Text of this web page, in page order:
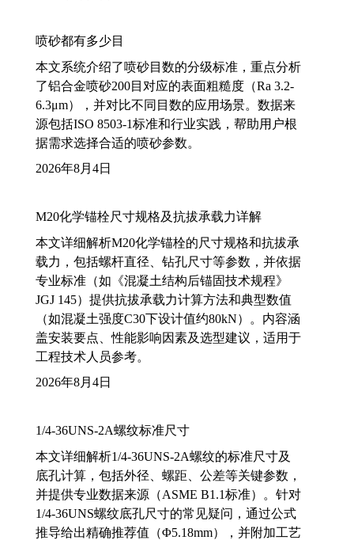
喷砂都有多少目
本文系统介绍了喷砂目数的分级标准，重点分析
了铝合金喷砂200目对应的表面粗糙度（Ra 3.2-
6.3μm），并对比不同目数的应用场景。数据来
源包括ISO 8503-1标准和行业实践，帮助用户根
据需求选择合适的喷砂参数。
2026年8月4日
M20化学锚栓尺寸规格及抗拔承载力详解
本文详细解析M20化学锚栓的尺寸规格和抗拔承
载力，包括螺杆直径、钻孔尺寸等参数，并依据
专业标准（如《混凝土结构后锚固技术规程》
JGJ 145）提供抗拔承载力计算方法和典型数值
（如混凝土强度C30下设计值约80kN）。内容涵
盖安装要点、性能影响因素及选型建议，适用于
工程技术人员参考。
2026年8月4日
1/4-36UNS-2A螺纹标准尺寸
本文详细解析1/4-36UNS-2A螺纹的标准尺寸及
底孔计算，包括外径、螺距、公差等关键参数，
并提供专业数据来源（ASME B1.1标准）。针对
1/4-36UNS螺纹底孔尺寸的常见疑问，通过公式
推导给出精确推荐值（Φ5.18mm），并附加工艺